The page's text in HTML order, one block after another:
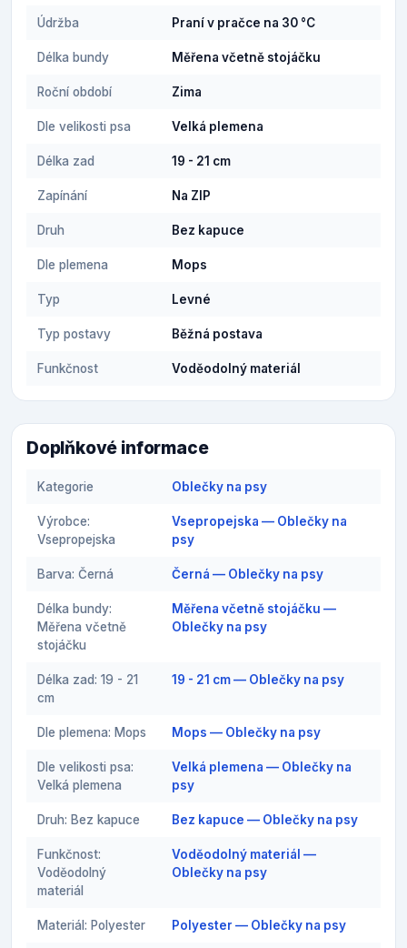
Údržba Praní v pračce na 30 °C
Délka bundy Měřena včetně stojáčku
Roční období Zima
Dle velikosti psa Velká plemena
Délka zad 19 - 21 cm
Zapínání Na ZIP
Druh Bez kapuce
Dle plemena Mops
Typ Levné
Typ postavy Běžná postava
Funkčnost Voděodolný materiál
Doplňkové informace
Kategorie Oblečky na psy
Výrobce:
Vsepropejska
Vsepropejska — Oblečky na
psy
Barva: Černá Černá — Oblečky na psy
Délka bundy:
Měřena včetně
stojáčku
Měřena včetně stojáčku —
Oblečky na psy
Délka zad: 19 - 21
cm
19 - 21 cm — Oblečky na psy
Dle plemena: Mops Mops — Oblečky na psy
Dle velikosti psa:
Velká plemena
Velká plemena — Oblečky na
psy
Druh: Bez kapuce Bez kapuce — Oblečky na psy
Funkčnost:
Voděodolný
materiál
Voděodolný materiál —
Oblečky na psy
Materiál: Polyester Polyester — Oblečky na psy